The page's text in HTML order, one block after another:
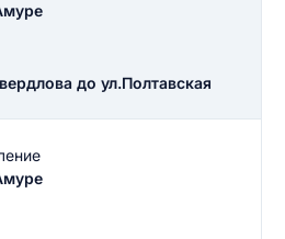
до ул.Полтавская